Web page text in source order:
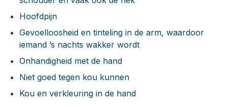
Hoofdpijn
Gevoelloosheid en tinteling in de arm, waardoor
iemand ’s nachts wakker wordt
Onhandigheid met de hand
Niet goed tegen kou kunnen
Kou en verkleuring in de hand